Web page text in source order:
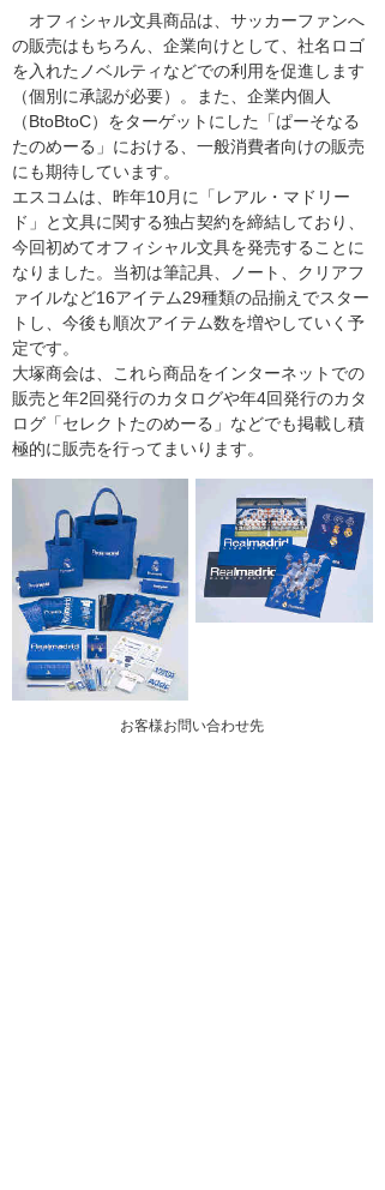
オフィシャル文具商品は、サッカーファンへ
の販売はもちろん、企業向けとして、社名ロゴ
を入れたノベルティなどでの利用を促進します
（個別に承認が必要）。また、企業内個人
（BtoBtoC）をターゲットにした「ぱーそなる
たのめーる」における、一般消費者向けの販売
にも期待しています。
エスコムは、昨年10月に「レアル・マドリー
ド」と文具に関する独占契約を締結しており、
今回初めてオフィシャル文具を発売することに
なりました。当初は筆記具、ノート、クリアフ
ァイルなど16アイテム29種類の品揃えでスター
トし、今後も順次アイテム数を増やしていく予
定です。
大塚商会は、これら商品をインターネットでの
販売と年2回発行のカタログや年4回発行のカタ
ログ「セレクトたのめーる」などでも掲載し積
極的に販売を行ってまいります。
お客様お問い合わせ先